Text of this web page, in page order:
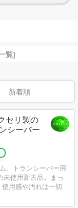
覧]
新着順
セリ製の
シーバー
、トランシーバー用
未使用新古品。まっ
用感や汚れは一切